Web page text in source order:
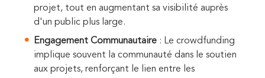
projet, tout en augmentant sa visibilité auprès
d'un public plus large.
Engagement Communautaire : Le crowdfunding
implique souvent la communauté dans le soutien
aux projets, renforçant le lien entre les